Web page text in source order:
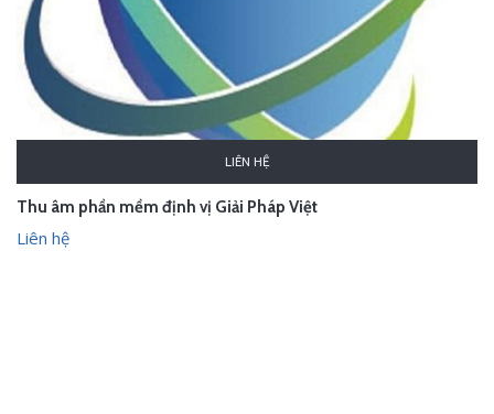
LIÊN HỆ
Thu âm phần mềm định vị Giải Pháp Việt
Liên hệ